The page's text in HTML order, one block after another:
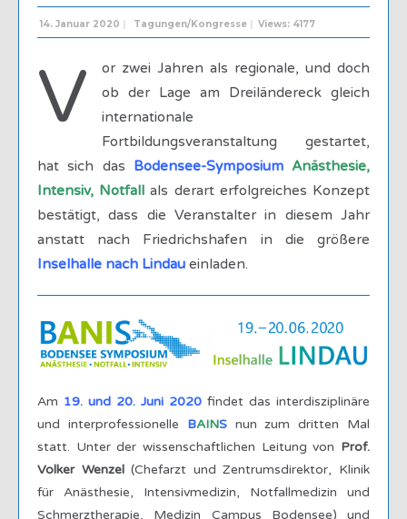
14. Januar 2020 | Tagungen/Kongresse | Views: 4177
V
or zwei Jahren als regionale, und doch
ob der Lage am Dreiländereck gleich
internationale
Fortbildungsveranstaltung gestartet,
hat sich das Bodensee-SymposiumAnästhesie,
Intensiv, Notfall als derart erfolgreiches Konzept
bestätigt, dass die Veranstalter in diesem Jahr
anstatt nach Friedrichshafen in die größere
Inselhalle nach Lindau einladen.
Am 19. und 20. Juni 2020 findet das interdisziplinäre
und interprofessionelle BAINSnun zum dritten Mal
statt. Unter der wissenschaftlichen Leitung von Prof.
Volker Wenzel(Chefarzt und Zentrumsdirektor, Klinik
für Anästhesie, Intensivmedizin, Notfallmedizin und
Schmerztherapie, Medizin Campus Bodensee) und